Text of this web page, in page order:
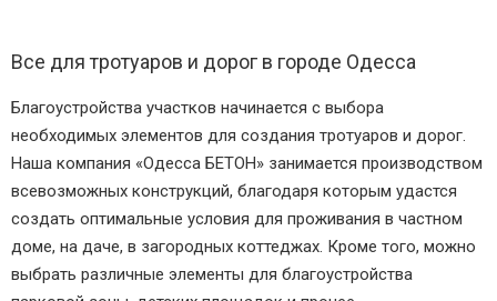
Все для тротуаров и дорог в городе Одесса
Благоустройства участков начинается с выбора
необходимых элементов для создания тротуаров и дорог.
Наша компания «Одесса БЕТОН» занимается производством
всевозможных конструкций, благодаря которым удастся
создать оптимальные условия для проживания в частном
доме, на даче, в загородных коттеджах. Кроме того, можно
выбрать различные элементы для благоустройства